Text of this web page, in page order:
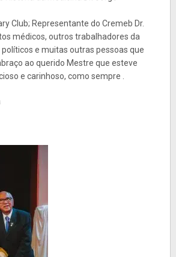
Club; Representante do Cremeb Dr.
médicos, outros trabalhadores da
e muitas outras pessoas que
ao querido Mestre que esteve
e carinhoso, como sempre .